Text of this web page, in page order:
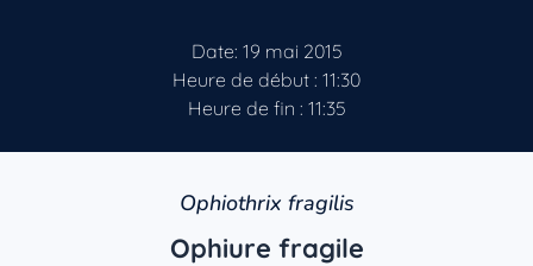
Date: 19 mai 2015
Heure de début : 11:30
Heure de fin : 11:35
Ophiothrix fragilis
Ophiure fragile